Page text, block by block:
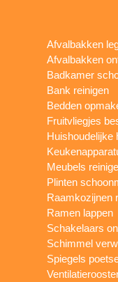
Afvalbakken
Afvalbakken
Badkamer
Bank reinigen
Bedden
Fruitvliegjes
Huishoudelijke
Meubels
Plinten
Raamkozijnen
Ramen lappen
Schakelaars
Schimmel
Spiegels